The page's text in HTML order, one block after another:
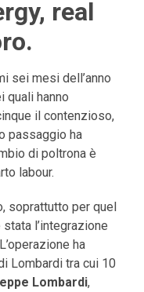
real
sei mesi dell’anno
quali hanno
il contenzioso,
passaggio ha
di poltrona è
labour.
soprattutto per quel
l’integrazione
ha
Lombardi tra cui 10
Lombardi,